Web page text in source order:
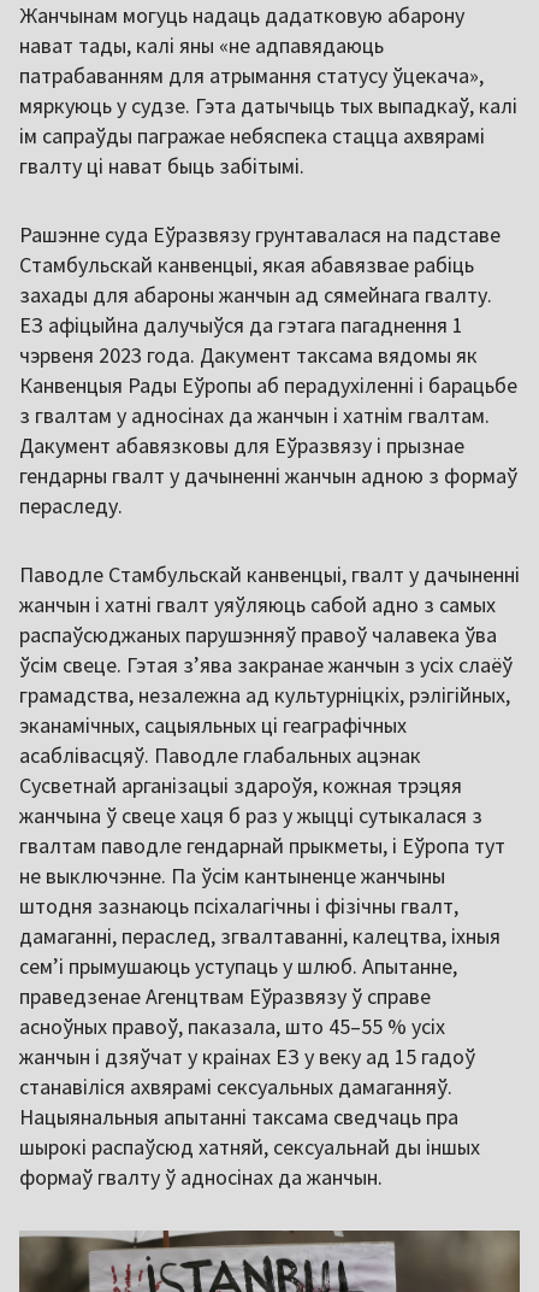
Жанчынам могуць надаць дадатковую абарону
нават тады, калі яны «не адпавядаюць
патрабаванням для атрымання статусу ўцекача»,
мяркуюць у судзе. Гэта датычыць тых выпадкаў, калі
ім сапраўды пагражае небяспека стацца ахвярамі
гвалту ці нават быць забітымі.
Рашэнне суда Еўразвязу грунтавалася на падставе
Стамбульскай канвенцыі, якая абавязвае рабіць
захады для абароны жанчын ад сямейнага гвалту.
ЕЗ афіцыйна далучыўся да гэтага пагаднення 1
чэрвеня 2023 года. Дакумент таксама вядомы як
Канвенцыя Рады Еўропы аб перадухіленні і барацьбе
з гвалтам у адносінах да жанчын і хатнім гвалтам.
Дакумент абавязковы для Еўразвязу і прызнае
гендарны гвалт у дачыненні жанчын адною з формаў
пераследу.
Паводле Стамбульскай канвенцыі, гвалт у дачыненні
жанчын і хатні гвалт уяўляюць сабой адно з самых
распаўсюджаных парушэнняў правоў чалавека ўва
ўсім свеце. Гэтая зʼява закранае жанчын з усіх слаёў
грамадства, незалежна ад культурніцкіх, рэлігійных,
эканамічных, сацыяльных ці геаграфічных
асаблівасцяў. Паводле глабальных ацэнак
Сусветнай арганізацыі здароўя, кожная трэцяя
жанчына ў свеце хаця б раз у жыцці сутыкалася з
гвалтам паводле гендарнай прыкметы, і Еўропа тут
не выключэнне. Па ўсім кантыненце жанчыны
штодня зазнаюць псіхалагічны і фізічны гвалт,
дамаганні, пераслед, згвалтаванні, калецтва, іхныя
семʼі прымушаюць уступаць у шлюб. Апытанне,
праведзенае Агенцтвам Еўразвязу ў справе
асноўных правоў, паказала, што 45–55 % усіх
жанчын і дзяўчат у краінах ЕЗ у веку ад 15 гадоў
станавіліся ахвярамі сексуальных дамаганняў.
Нацыянальныя апытанні таксама сведчаць пра
шырокі распаўсюд хатняй, сексуальнай ды іншых
формаў гвалту ў адносінах да жанчын.